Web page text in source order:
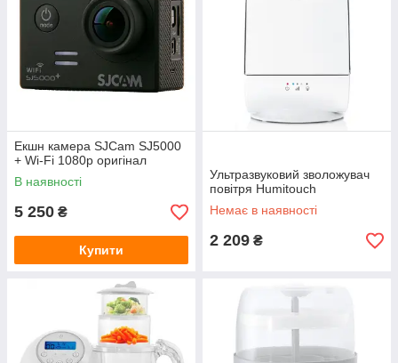
Екшн камера SJCam SJ5000
+ Wi-Fi 1080p оригінал
В наявності
5 250 ₴
Купити
Ультразвуковий зволожувач
повітря Humitouch
Немає в наявності
2 209 ₴